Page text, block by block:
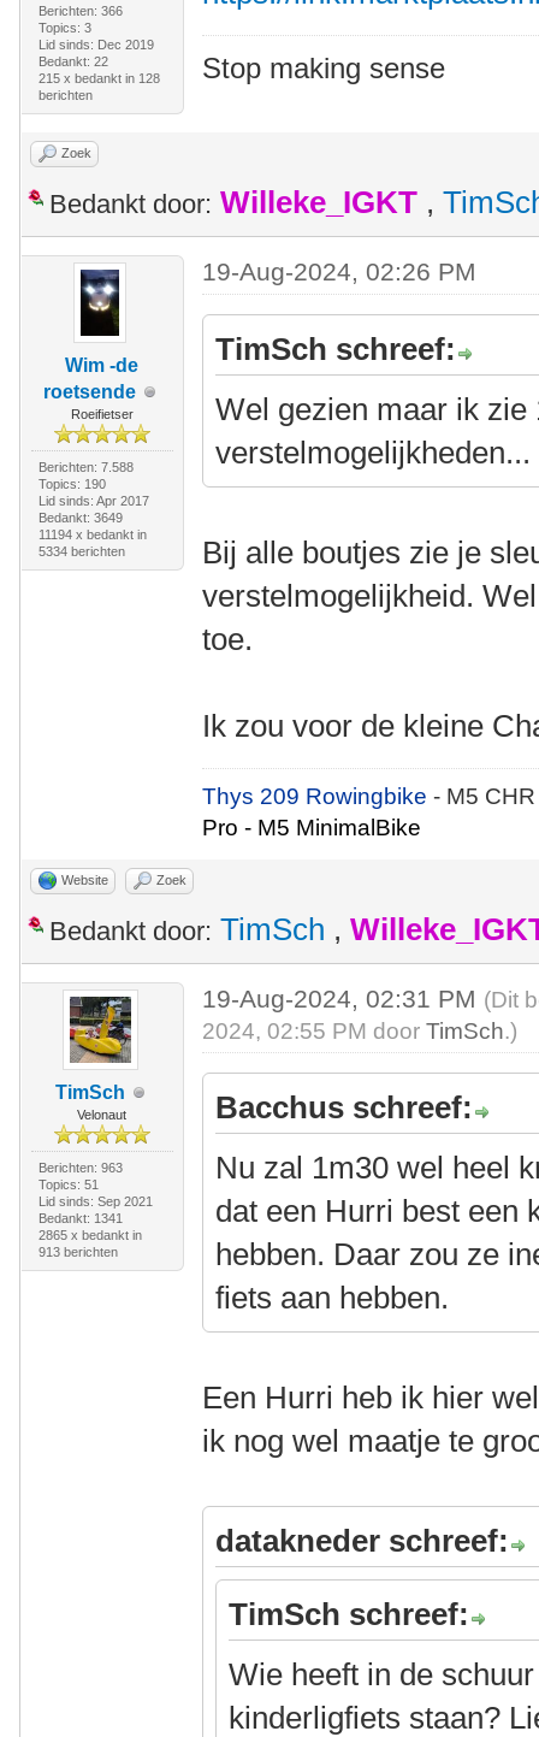
Berichten: 366
Topics: 3
Lid sinds: Dec 2019
Bedankt: 22
215 x bedankt in 128
berichten
Stop making sense
Zoek
Bedankt door: Willeke_IGKT ,
Wim -de
roetsende
Roeifietser
Berichten: 7.588
Topics: 190
Lid sinds: Apr 2017
Bedankt: 3649
11194 x bedankt in
5334 berichten
19-Aug-2024, 02:26 PM
TimSch schreef:
Wel gezien maar ik zie
verstelmogelijkheden...
Bij alle boutjes zie je
verstelmogelijkheid.
toe.
Ik zou voor de kleine
Thys 209 Rowingbike- M5
Pro - M5 MinimalBike
Website Zoek
Bedankt door: TimSch ,
TimSch
Velonaut
Berichten: 963
Topics: 51
Lid sinds: Sep 2021
Bedankt: 1341
2865 x bedankt in
913 berichten
19-Aug-2024, 02:31 PM (Dit
2024, 02:55 PM doorTimSch.)
Bacchus schreef:
Nu zal 1m30 wel heel
dat een Hurri best een
hebben. Daar zou ze
fiets aan hebben.
Een Hurri heb ik hier
ik nog wel maatje te
datakneder schreef:
TimSch schreef:
Wie heeft in de
kinderligfiets staan?